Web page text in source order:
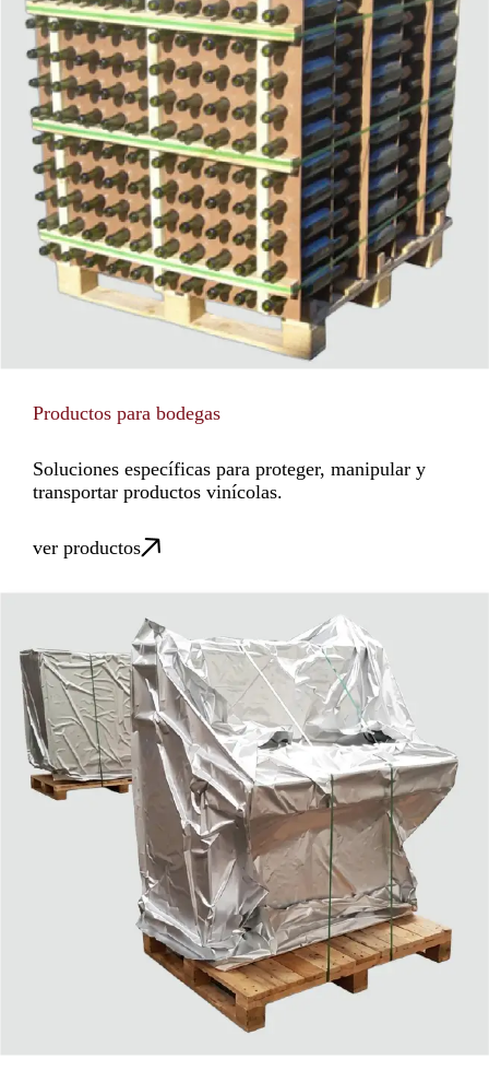
Productos para bodegas
Soluciones específicas para proteger, manipular y
transportar productos vinícolas.
ver productos